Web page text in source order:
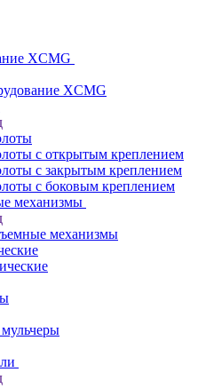
XCMG
XCMG
с открытым креплением
с закрытым креплением
с боковым креплением
механизмы
механизмы